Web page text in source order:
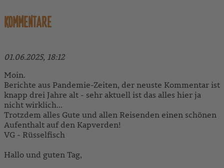
KOMMENTARE
01.06.2025, 18:12
Moin.
Berichte aus Pandemie-Zeiten, der neuste Kommentar ist
knapp drei Jahre alt - sehr aktuell ist das alles hier ja
nicht wirklich...
Trotzdem alles Gute und allen Reisenden einen schönen
Aufenthalt auf den Kapverden!
VG - Rüsselfisch
Hallo und guten Tag,